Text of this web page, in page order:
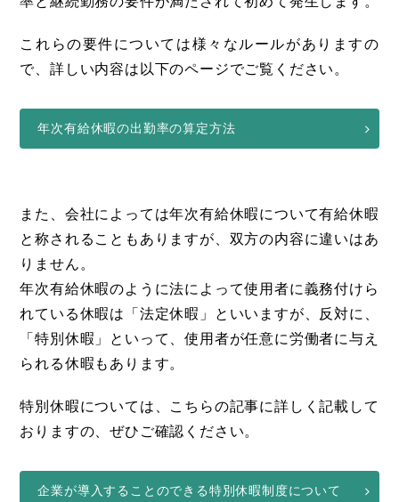
これらの要件については様々なルールがありますの
で、詳しい内容は以下のページでご覧ください。
年次有給休暇の出勤率の算定方法
また、会社によっては年次有給休暇について有給休暇
と称されることもありますが、双方の内容に違いはあ
りません。
年次有給休暇のように法によって使用者に義務付けら
れている休暇は「法定休暇」といいますが、反対に、
「特別休暇」といって、使用者が任意に労働者に与え
られる休暇もあります。
特別休暇については、こちらの記事に詳しく記載して
おりますの、ぜひご確認ください。
企業が導入することのできる特別休暇制度について